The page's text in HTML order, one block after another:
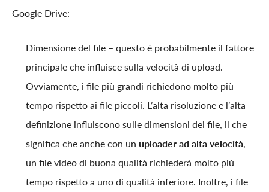
Google Drive:
Dimensione del file – questo è probabilmente il fattore
principale che influisce sulla velocità di upload.
Ovviamente, i file più grandi richiedono molto più
tempo rispetto ai file piccoli. L’alta risoluzione e l’alta
definizione influiscono sulle dimensioni dei file, il che
significa che anche con un uploader ad alta velocità,
un file video di buona qualità richiederà molto più
tempo rispetto a uno di qualità inferiore. Inoltre, i file